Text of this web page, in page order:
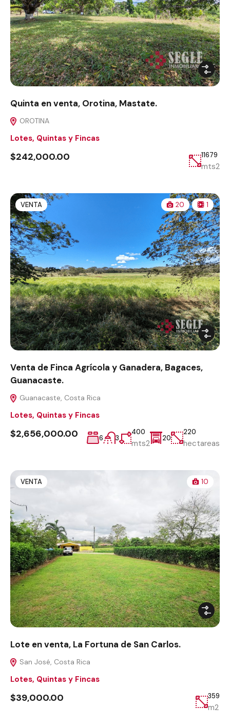
Quinta en venta, Orotina, Mastate.
OROTINA
Lotes, Quintas y Fincas
$242,000.00 11679
mts2
VENTA 20 1
Venta de Finca Agrícola y Ganadera, Bagaces,
Guanacaste.
Guanacaste, Costa Rica
Lotes, Quintas y Fincas
$2,656,000.00 6 3
400
mts2
20
220
hectareas
VENTA 10
Lote en venta, La Fortuna de San Carlos.
San José, Costa Rica
Lotes, Quintas y Fincas
$39,000.00 359
m2